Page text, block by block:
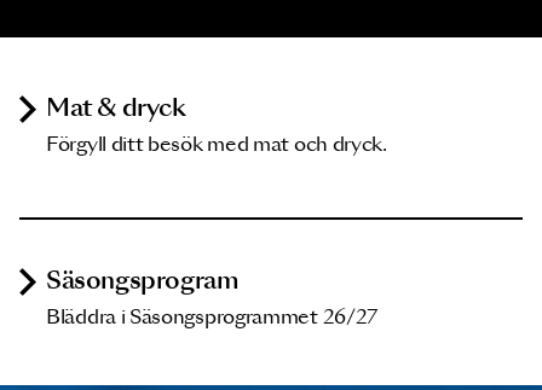
Mat & dryck
Förgyll ditt besök med mat och dryck.
Säsongsprogram
Bläddra i Säsongsprogrammet 26/27